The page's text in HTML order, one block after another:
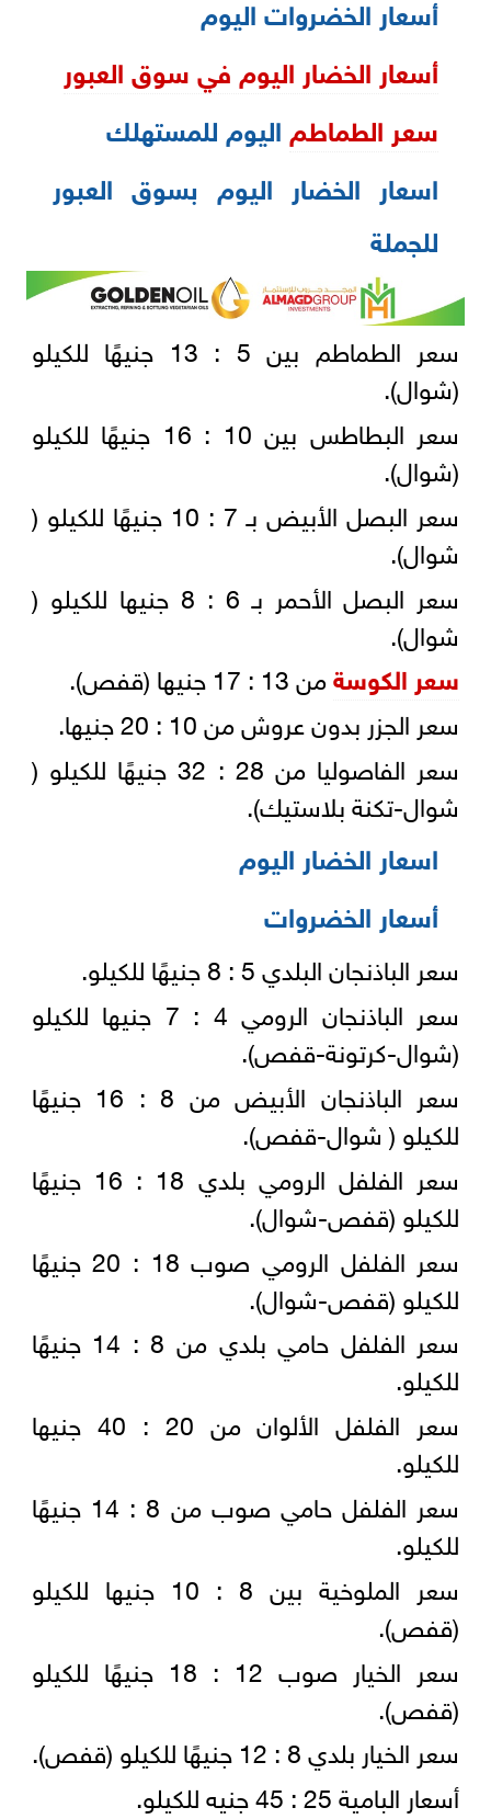
أسعار الخضروات اليوم
أسعار الخضار اليوم في سوق العبور
سعر الطماطماليوم للمستهلك
اسعار الخضار اليوم بسوق العبور
للجملة
سعر الطماطم بين 5 : 13 جنيهًا للكيلو
(شوال).
سعر البطاطس بين 10 : 16 جنيهًا للكيلو
(شوال).
سعر البصل الأبيض بـ 7 : 10 جنيهًا للكيلو (
شوال).
سعر البصل الأحمر بـ 6 : 8 جنيها للكيلو (
شوال).
سعر الكوسةمن 13 : 17 جنيها (قفص).
سعر الجزر بدون عروش من 10 : 20 جنيها.
سعر الفاصوليا من 28 : 32 جنيهًا للكيلو (
شوال-تكنة بلاستيك).
اسعار الخضار اليوم
أسعار الخضروات
سعر الباذنجان البلدي 5 : 8 جنيهًا للكيلو.
سعر الباذنجان الرومي 4 : 7 جنيها للكيلو
(شوال-كرتونة-قفص).
سعر الباذنجان الأبيض من 8 : 16 جنيهًا
للكيلو ( شوال-قفص).
سعر الفلفل الرومي بلدي 18 : 16 جنيهًا
للكيلو (قفص-شوال).
سعر الفلفل الرومي صوب 18 : 20 جنيهًا
للكيلو (قفص-شوال).
سعر الفلفل حامي بلدي من 8 : 14 جنيهًا
للكيلو.
سعر الفلفل الألوان من 20 : 40 جنيها
للكيلو.
سعر الفلفل حامي صوب من 8 : 14 جنيهًا
للكيلو.
سعر الملوخية بين 8 : 10 جنيها للكيلو
(قفص).
سعر الخيار صوب 12 : 18 جنيهًا للكيلو
(قفص).
سعر الخيار بلدي 8 : 12 جنيهًا للكيلو (قفص).
أسعار البامية 25 : 45 جنيه للكيلو.